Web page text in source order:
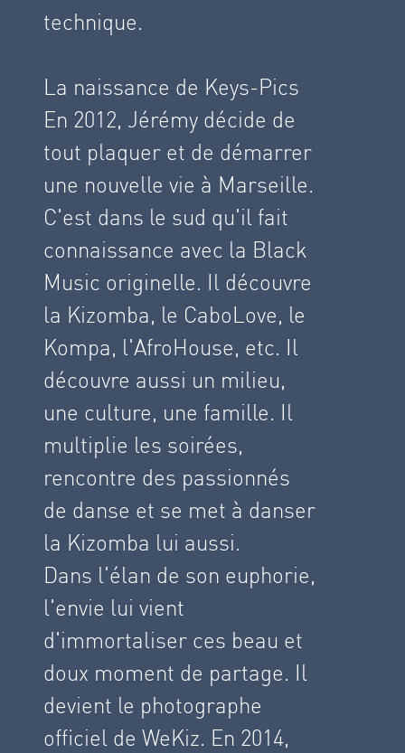
technique.
La naissance de Keys-Pics
En 2012, Jérémy décide de
tout plaquer et de démarrer
une nouvelle vie à Marseille.
C'est dans le sud qu'il fait
connaissance avec la Black
Music originelle. Il découvre
la Kizomba, le CaboLove, le
Kompa, l'AfroHouse, etc. Il
découvre aussi un milieu,
une culture, une famille. Il
multiplie les soirées,
rencontre des passionnés
de danse et se met à danser
la Kizomba lui aussi.
Dans l'élan de son euphorie,
l'envie lui vient
d'immortaliser ces beau et
doux moment de partage. Il
devient le photographe
officiel de WeKiz. En 2014,